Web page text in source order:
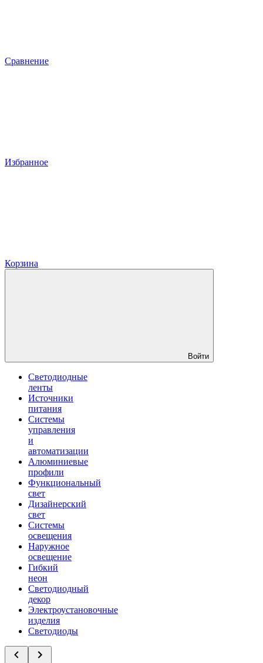
Сравнение
Избранное
Корзина
Войти
Светодиодные
ленты
Источники
питания
Системы
управления
и
автоматизации
Алюминиевые
профили
Функциональный
свет
Дизайнерский
свет
Системы
освещения
Наружное
освещение
Гибкий
неон
Светодиодный
декор
Электроустановочные
изделия
Светодиоды